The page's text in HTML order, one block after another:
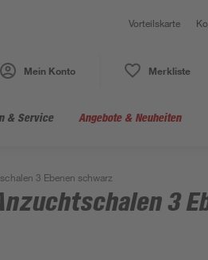
Vorteilskarte
Mein Konto Merkliste
& Service Angebote & Neuheiten
3 Ebenen schwarz
3